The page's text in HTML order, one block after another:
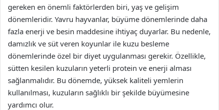
gereken en önemli faktörlerden biri, yaş ve gelişim
dönemleridir. Yavru hayvanlar, büyüme dönemlerinde daha
fazla enerji ve besin maddesine ihtiyaç duyarlar. Bu nedenle,
damızlık ve süt veren koyunlar ile kuzu besleme
dönemlerinde özel bir diyet uygulanması gerekir. Özellikle,
sütten kesilen kuzuların yeterli protein ve enerji alması
sağlanmalıdır. Bu dönemde, yüksek kaliteli yemlerin
kullanılması, kuzuların sağlıklı bir şekilde büyümesine
yardımcı olur.